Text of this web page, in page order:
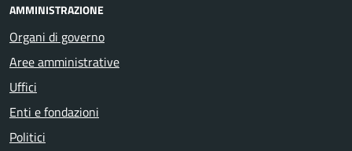
AMMINISTRAZIONE
Organi di governo
Aree amministrative
Uffici
Enti e fondazioni
Politici